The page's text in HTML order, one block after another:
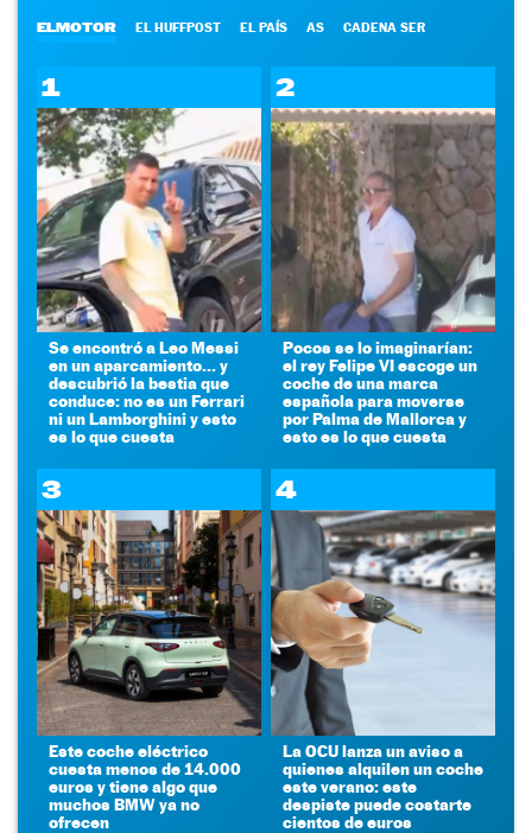
ELMOTOR EL HUFFPOST EL PAÍS AS CADENA SER
1
Se encontró a Leo Messi
en un aparcamiento... y
descubrió la bestia que
conduce: no es un Ferrari
ni un Lamborghini y esto
es lo que cuesta
2
Pocos se lo imaginarían:
el rey Felipe VI escoge un
coche de una marca
española para moverse
por Palma de Mallorca y
esto es lo que cuesta
3
Este coche eléctrico
cuesta menos de 14.000
euros y tiene algo que
muchos BMW ya no
ofrecen
4
La OCU lanza un aviso a
quienes alquilen un coche
este verano: este
despiste puede costarte
cientos de euros